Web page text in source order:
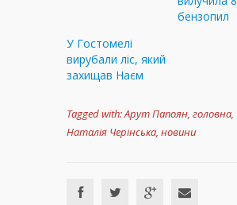
бензопил
У Гостомелі
вирубали ліс, який
захищав Наєм
Tagged with:Арут Папоян, головна,
Наталія Черінська, новини